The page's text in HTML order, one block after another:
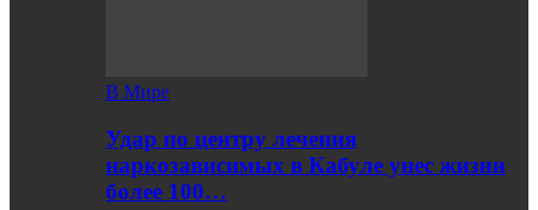
В Мире
Удар по центру лечения
наркозависимых в Кабуле унес жизни
более 100…